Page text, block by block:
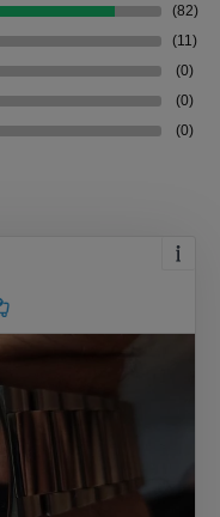
(82)
(11)
(0)
(0)
(0)